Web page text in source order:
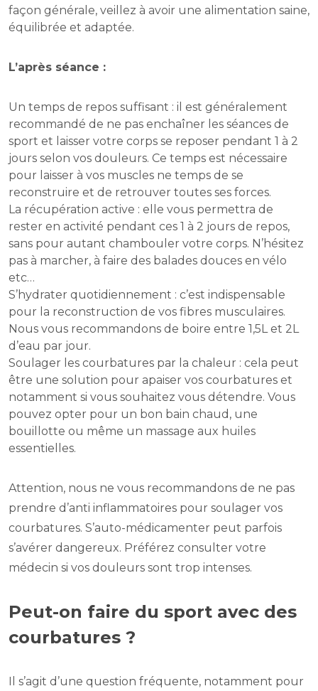
façon générale, veillez à avoir une alimentation saine,
équilibrée et adaptée.
L’après séance :
Un temps de repos suffisant : il est généralement
recommandé de ne pas enchaîner les séances de
sport et laisser votre corps se reposer pendant 1 à 2
jours selon vos douleurs. Ce temps est nécessaire
pour laisser à vos muscles ne temps de se
reconstruire et de retrouver toutes ses forces.
La récupération active : elle vous permettra de
rester en activité pendant ces 1 à 2 jours de repos,
sans pour autant chambouler votre corps. N’hésitez
pas à marcher, à faire des balades douces en vélo
etc…
S’hydrater quotidiennement : c’est indispensable
pour la reconstruction de vos fibres musculaires.
Nous vous recommandons de boire entre 1,5L et 2L
d’eau par jour.
Soulager les courbatures par la chaleur : cela peut
être une solution pour apaiser vos courbatures et
notamment si vous souhaitez vous détendre. Vous
pouvez opter pour un bon bain chaud, une
bouillotte ou même un massage aux huiles
essentielles.
Attention, nous ne vous recommandons de ne pas
prendre d’anti inflammatoires pour soulager vos
courbatures. S’auto-médicamenter peut parfois
s’avérer dangereux. Préférez consulter votre
médecin si vos douleurs sont trop intenses.
Peut-on faire du sport avec des
courbatures ?
Il s’agit d’une question fréquente, notamment pour